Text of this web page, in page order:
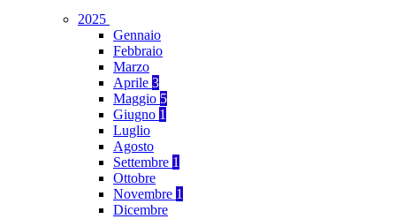
2025
Gennaio
Febbraio
Marzo
Aprile 3
Maggio 5
Giugno 1
Luglio
Agosto
Settembre 1
Ottobre
Novembre 1
Dicembre